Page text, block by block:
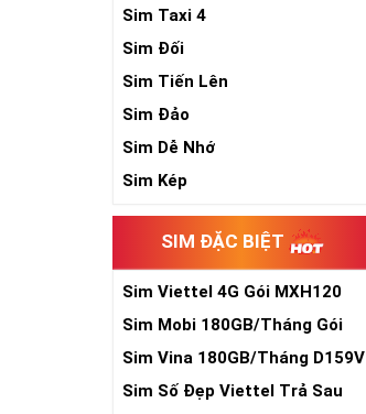
Sim Taxi 4
Sim Đối
Sim Tiến Lên
Sim Đảo
Sim Dễ Nhớ
Sim Kép
SIM ĐẶC BIỆT
Sim Viettel 4G Gói MXH120
Siêu Rẻ
Sim Mobi 180GB/Tháng Gói
TK159
Sim Vina 180GB/Tháng D159V
Sim Số Đẹp Viettel Trả Sau